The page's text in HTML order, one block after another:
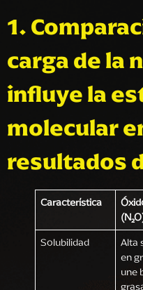
1.
carga de la
influye la
molecular
resultados
Característica
Solubilidad
Alta
en
une